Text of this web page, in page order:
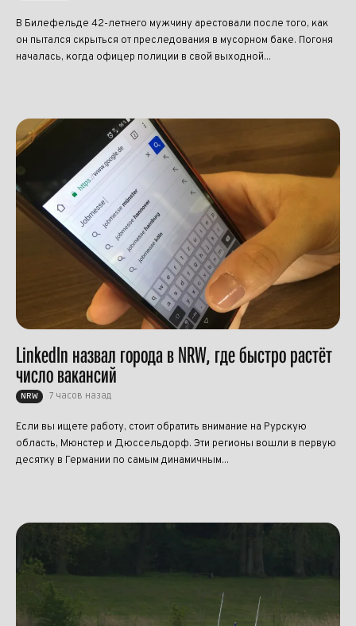
В Билефельде 42-летнего мужчину арестовали после того, как
он пытался скрыться от преследования в мусорном баке. Погоня
началась, когда офицер полиции в свой выходной...
LinkedIn назвал города в NRW, где быстро растёт
число вакансий
NRW 7 часов назад
Если вы ищете работу, стоит обратить внимание на Рурскую
область, Мюнстер и Дюссельдорф. Эти регионы вошли в первую
десятку в Германии по самым динамичным...